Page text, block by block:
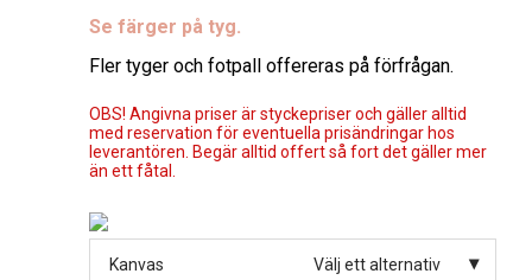
Se färger på tyg.
Fler tyger och fotpall offereras på förfrågan.
OBS! Angivna priser är styckepriser och gäller alltid
med reservation för eventuella prisändringar hos
leverantören. Begär alltid offert så fort det gäller mer
än ett fåtal.
Kanvas Välj ett alternativ